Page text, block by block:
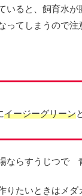
いると、飼育水
ってしまうので注
イージーグリーン
ならすうじつで
りたいときはメ